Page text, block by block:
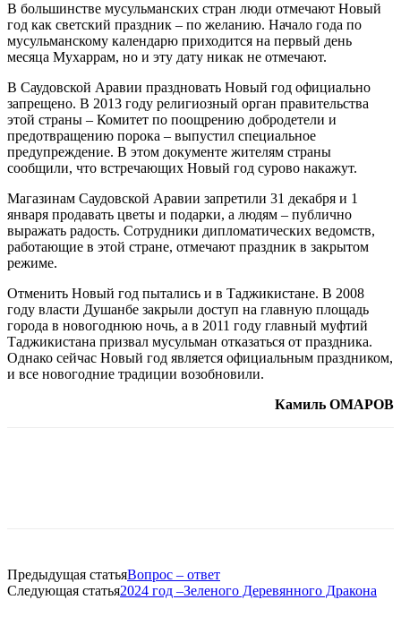
В большинстве мусульманских стран люди отмечают Новый
год как светский праздник – по желанию. Начало года по
мусульманскому календарю приходится на первый день
месяца Мухаррам, но и эту дату никак не отмечают.
В Саудовской Аравии праздновать Новый год официально
запрещено. В 2013 году религиозный орган правительства
этой страны – Комитет по поощрению добродетели и
предотвращению порока – выпустил специальное
предупреждение. В этом документе жителям страны
сообщили, что встречающих Новый год сурово накажут.
Магазинам Саудовской Аравии запретили 31 декабря и 1
января продавать цветы и подарки, а людям – публично
выражать радость. Сотрудники дипломатических ведомств,
работающие в этой стране, отмечают праздник в закрытом
режиме.
Отменить Новый год пытались и в Таджикистане. В 2008
году власти Душанбе закрыли доступ на главную площадь
города в новогоднюю ночь, а в 2011 году главный муфтий
Таджикистана призвал мусульман отказаться от праздника.
Однако сейчас Новый год является официальным праздником,
и все новогодние традиции возобновили.
Камиль ОМАРОВ
Предыдущая статьяВопрос – ответ
Следующая статья2024 год –Зеленого Деревянного Дракона